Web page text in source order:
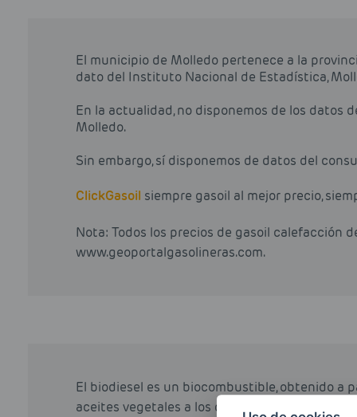
El municipio de Molledo pertenece a la
dato del Instituto Nacional de Estadística,
En la actualidad, no disponemos de los datos
Molledo.
Sin embargo, sí disponemos de datos del
ClickGasoil siempre gasoil al mejor precio,
Nota: Todos los precios de gasoil calefacción
www.geoportalgasolineras.com.
El biodiesel es un biocombustible, obtenido a
aceites vegetales a los que a través de varios